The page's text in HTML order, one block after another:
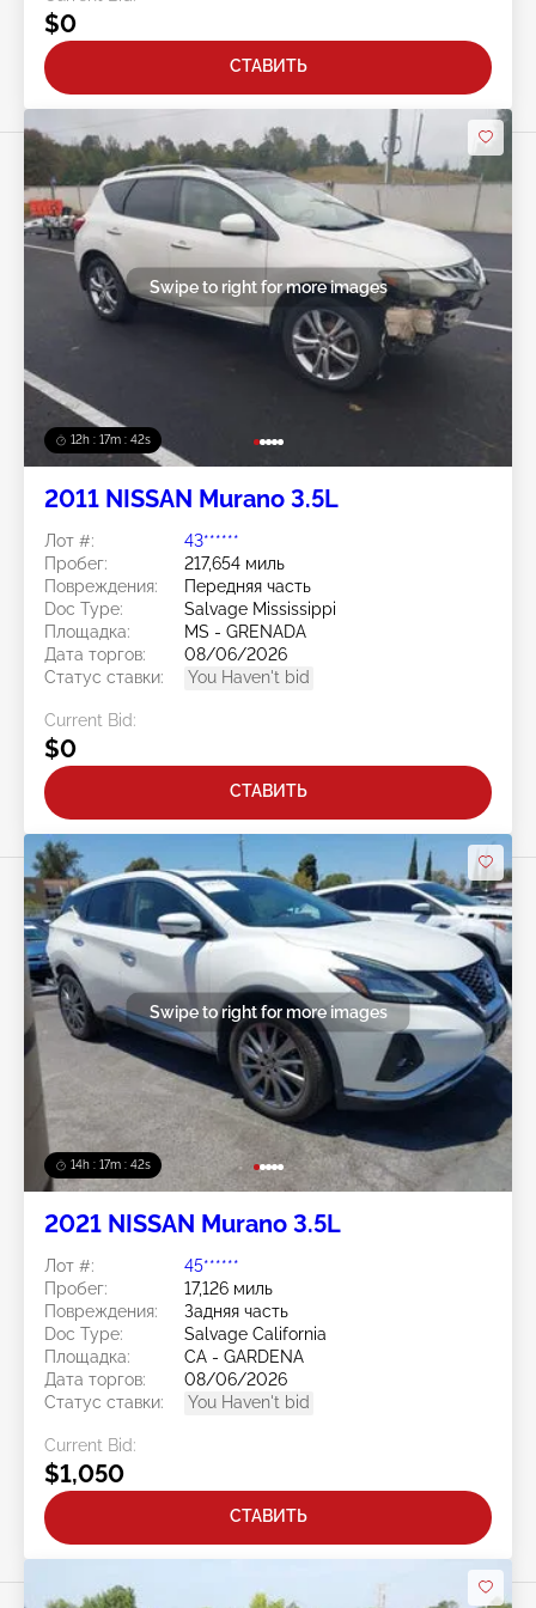
$0
СТАВИТЬ
12h : 17m : 40s
Swipe to right for more images
2011 NISSAN Murano 3.5L
Лот #:
43******
Пробег:
217,654 миль
Повреждения:
Передняя часть
Doc Type:
Salvage Mississippi
Площадка:
MS - GRENADA
Дата торгов:
08/06/2026
Статус ставки:
You Haven't bid
Current Bid:
$0
СТАВИТЬ
14h : 17m : 40s
Swipe to right for more images
2021 NISSAN Murano 3.5L
Лот #:
45******
Пробег:
17,126 миль
Повреждения:
Задняя часть
Doc Type:
Salvage California
Площадка:
CA - GARDENA
Дата торгов:
08/06/2026
Статус ставки:
You Haven't bid
Current Bid:
$1,050
СТАВИТЬ